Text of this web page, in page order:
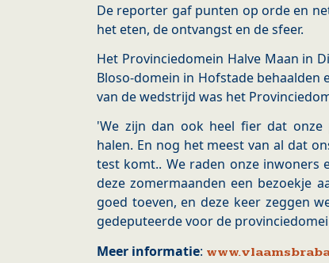
De reporter gaf punten op orde en
het eten, de ontvangst en de sfeer.
Het Provinciedomein Halve Maan in
Bloso-domein in Hofstade behaalden
van de wedstrijd was het
'We zijn dan ook heel fier dat onze
halen. En nog het meest van al dat
test komt.. We raden onze inwoners
deze zomermaanden een bezoekje
goed toeven, en deze keer zeggen
gedeputeerde voor de
Meer informatie: